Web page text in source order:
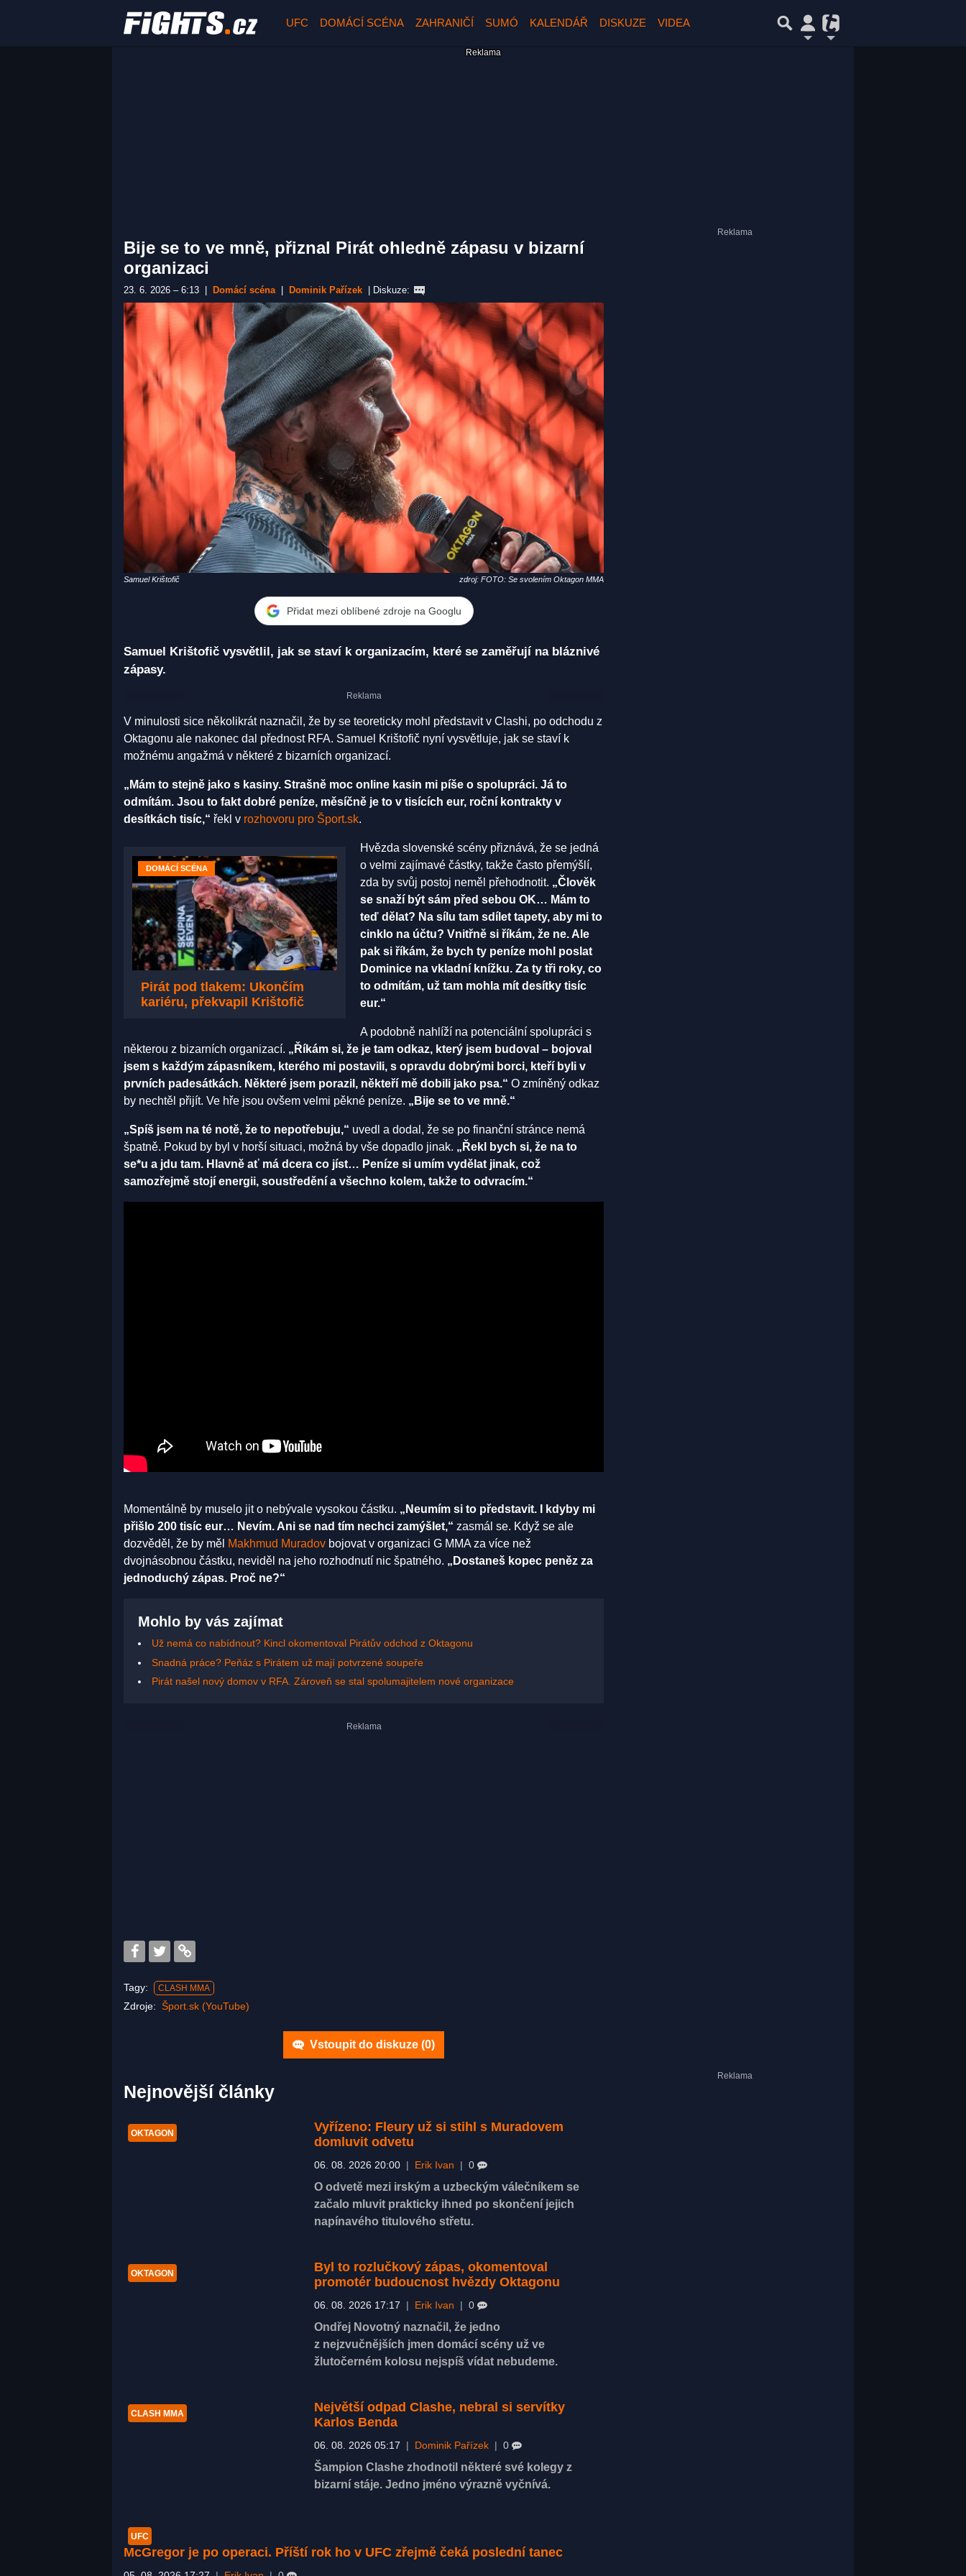
UFC DOMÁCÍ SCÉNA ZAHRANIČÍ SUMÓ KALENDÁŘ DISKUZE VIDEA
Bije se to ve mně, přiznal Pirát ohledně zápasu v bizarní
organizaci
23. 6. 2026 – 6:13 Domácí scéna Dominik Pařízek Diskuze:
Samuel Krištofič zdroj: FOTO: Se svolením Oktagon MMA
Přidat mezi oblíbené zdroje na Googlu
Samuel Krištofič vysvětlil, jak se staví k organizacím, které se zaměřují na bláznivé
zápasy.
V minulosti sice několikrát naznačil, že by se teoreticky mohl představit v Clashi, po odchodu z
Oktagonu ale nakonec dal přednost RFA. Samuel Krištofič nyní vysvětluje, jak se staví k
možnému angažmá v některé z bizarních organizací.
„Mám to stejně jako s kasiny. Strašně moc online kasin mi píše o spolupráci. Já to
odmítám. Jsou to fakt dobré peníze, měsíčně je to v tisících eur, roční kontrakty v
desítkách tisíc,“ řekl v rozhovoru pro Šport.sk.
DOMÁCÍ SCÉNA
Pirát pod tlakem: Ukončím
kariéru, překvapil Krištofič
Hvězda slovenské scény přiznává, že se jedná
o velmi zajímavé částky, takže často přemýšlí,
zda by svůj postoj neměl přehodnotit. „Člověk
se snaží být sám před sebou OK… Mám to
teď dělat? Na sílu tam sdílet tapety, aby mi to
cinklo na účtu? Vnitřně si říkám, že ne. Ale
pak si říkám, že bych ty peníze mohl poslat
Dominice na vkladní knížku. Za ty tři roky, co
to odmítám, už tam mohla mít desítky tisíc
eur.“
A podobně nahlíží na potenciální spolupráci s
některou z bizarních organizací. „Říkám si, že je tam odkaz, který jsem budoval – bojoval
jsem s každým zápasníkem, kterého mi postavili, s opravdu dobrými borci, kteří byli v
prvních padesátkách. Některé jsem porazil, někteří mě dobili jako psa.“ O zmíněný odkaz
by nechtěl přijít. Ve hře jsou ovšem velmi pěkné peníze. „Bije se to ve mně.“
„Spíš jsem na té notě, že to nepotřebuju,“ uvedl a dodal, že se po finanční stránce nemá
špatně. Pokud by byl v horší situaci, možná by vše dopadlo jinak. „Řekl bych si, že na to
se*u a jdu tam. Hlavně ať má dcera co jíst… Peníze si umím vydělat jinak, což
samozřejmě stojí energii, soustředění a všechno kolem, takže to odvracím.“
Momentálně by muselo jit o nebývale vysokou částku. „Neumím si to představit. I kdyby mi
přišlo 200 tisíc eur… Nevím. Ani se nad tím nechci zamýšlet,“ zasmál se. Když se ale
dozvěděl, že by měl Makhmud Muradov bojovat v organizaci G MMA za více než
dvojnásobnou částku, neviděl na jeho rozhodnutí nic špatného. „Dostaneš kopec peněz za
jednoduchý zápas. Proč ne?“
Mohlo by vás zajímat
Už nemá co nabídnout? Kincl okomentoval Pirátův odchod z Oktagonu
Snadná práce? Peňáz s Pirátem už mají potvrzené soupeře
Pirát našel nový domov v RFA. Zároveň se stal spolumajitelem nové organizace
Tagy: CLASH MMA
Zdroje: Šport.sk (YouTube)
Vstoupit do diskuze (0)
Nejnovější články
OKTAGON
Vyřízeno: Fleury už si stihl s Muradovem
domluvit odvetu
06. 08. 2026 20:00 Erik Ivan 0
O odvetě mezi irským a uzbeckým válečníkem se
začalo mluvit prakticky ihned po skončení jejich
napínavého titulového střetu.
OKTAGON
Byl to rozlučkový zápas, okomentoval
promotér budoucnost hvězdy Oktagonu
06. 08. 2026 17:17 Erik Ivan 0
Ondřej Novotný naznačil, že jedno
z nejzvučnějších jmen domácí scény už ve
žlutočerném kolosu nejspíš vídat nebudeme.
CLASH MMA
Největší odpad Clashe, nebral si servítky
Karlos Benda
06. 08. 2026 05:17 Dominik Pařízek 0
Šampion Clashe zhodnotil některé své kolegy z
bizarní stáje. Jedno jméno výrazně vyčnívá.
UFC
McGregor je po operaci. Příští rok ho v UFC zřejmě čeká poslední tanec